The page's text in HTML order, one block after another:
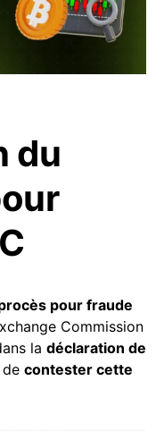
du
pour fraude
Commission
la déclaration de
contester cette